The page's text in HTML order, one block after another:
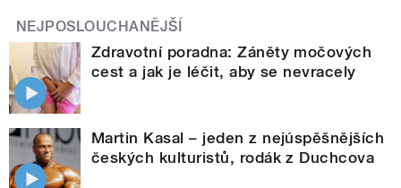
NEJPOSLOUCHANĚJŠÍ
Zdravotní poradna: Záněty močových
cest a jak je léčit, aby se nevracely
Martin Kasal – jeden z nejúspěšnějších
českých kulturistů, rodák z Duchcova